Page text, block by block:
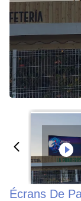
Écrans De